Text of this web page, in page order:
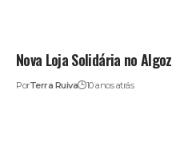
Nova Loja Solidária no Algoz
PorTerra Ruiva 10 anos atrás